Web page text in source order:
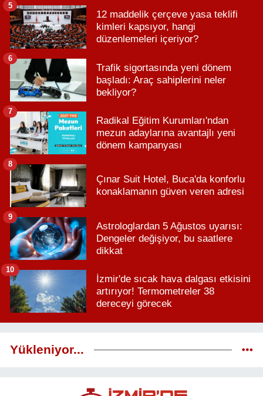
12 maddelik çerçeve yasa teklifi
kimleri kapsıyor, hangi
düzenlemeleri içeriyor?
5
Trafik sigortasında yeni dönem
başladı: Araç sahiplerini neler
bekliyor?
6
Radikal Eğitim Kurumları'ndan
mezun adaylarına avantajlı yeni
dönem kampanyası
7
Çınar Suit Hotel, Buca'da konforlu
konaklamanın güven veren adresi
8
Astrologlardan 5 Ağustos uyarısı:
Dengeler değişiyor, bu saatlere
dikkat
9
İzmir'de sıcak hava dalgası etkisini
artırıyor! Termometreler 38
dereceyi görecek
10
Yükleniyor...